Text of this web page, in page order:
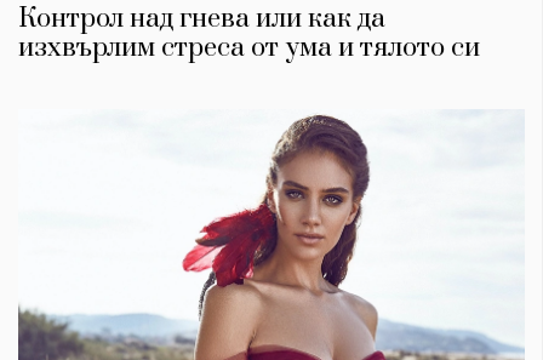
Контрол над гнева или как да
изхвърлим стреса от умa и тялото си